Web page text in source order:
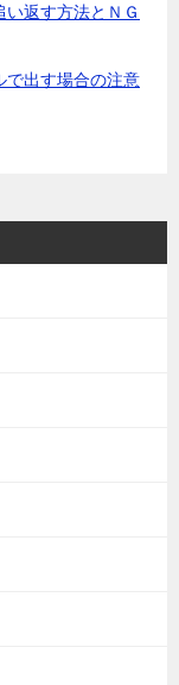
返す方法とＮＧ
で出す場合の注意